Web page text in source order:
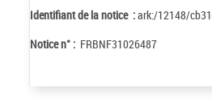
Identifiant de la notice :ark:/12148/
Notice n° : FRBNF31026487